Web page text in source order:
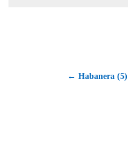
← Habanera (5)